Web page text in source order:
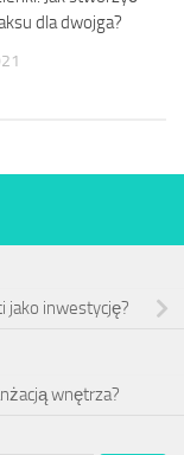
dla dwojga?
jako inwestycję?
wnętrza?